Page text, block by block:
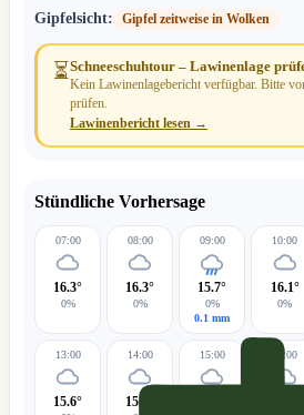
Gipfelsicht:
Gipfel zeitweise in Wolken
⏳Schneeschuhtour – Lawinenlage
Kein Lawinenlagebericht verfügbar. Bitte
prüfen.
Lawinenbericht lesen →
Stündliche Vorhersage
07:00
16.3°
0%
08:00
16.3°
0%
09:00
15.7°
0%
0.1 mm
10:00
16.1°
0%
13:00
15.6°
14:00
15.3°
15:00 16:00